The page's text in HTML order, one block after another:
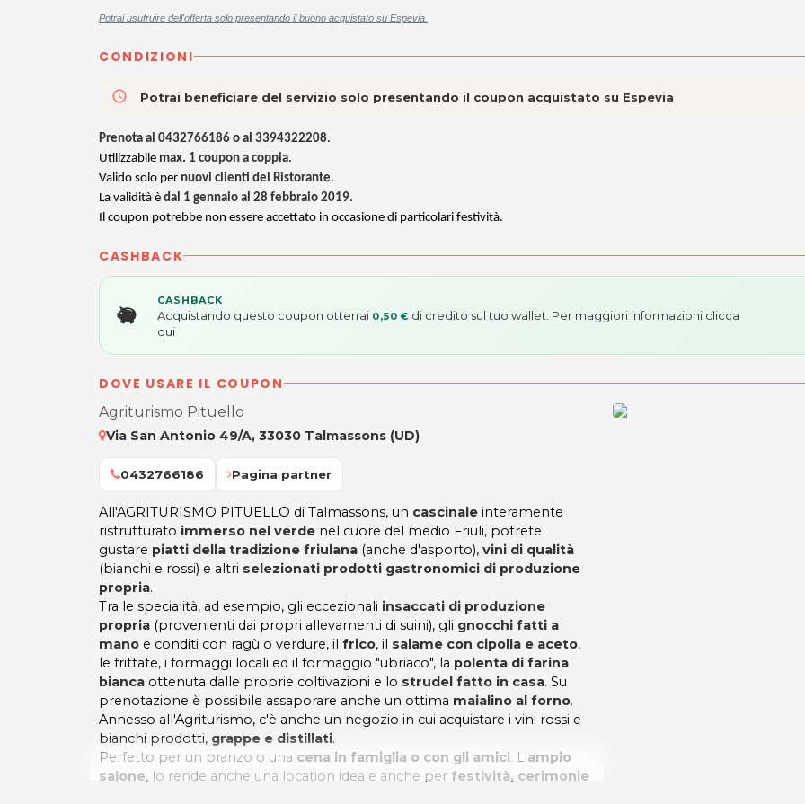
Potrai usufruire dell'offerta solo presentando il buono acquistato su Espevia.
CONDIZIONI
access_time Potrai beneficiare del servizio solo presentando il coupon acquistato su Espevia
Prenota al 0432766186 o al 3394322208.
Utilizzabile max. 1 coupon a coppia.
Valido solo per nuovi clienti del Ristorante.
La validità è dal 1 gennaio al 28 febbraio 2019.
Il coupon potrebbe non essere accettato in occasione di particolari festività.
CASHBACK
CASHBACK
Acquistando questo coupon otterrai 0,50 € di credito sul tuo wallet. Per maggiori informazioni clicca
qui
DOVE USARE IL COUPON
Agriturismo Pituello
Via San Antonio 49/A, 33030 Talmassons (UD)
0432766186 Pagina partner
All'AGRITURISMO PITUELLO di Talmassons, un cascinale interamente
ristrutturato immerso nel verde nel cuore del medio Friuli, potrete
gustare piatti della tradizione friulana (anche d'asporto), vini di qualità
(bianchi e rossi) e altri selezionati prodotti gastronomici di produzione
propria.
Tra le specialità, ad esempio, gli eccezionali insaccati di produzione
propria (provenienti dai propri allevamenti di suini), gli gnocchi fatti a
mano e conditi con ragù o verdure, il frico, il salame con cipolla e aceto,
le frittate, i formaggi locali ed il formaggio "ubriaco", la polenta di farina
bianca ottenuta dalle proprie coltivazioni e lo strudel fatto in casa. Su
prenotazione è possibile assaporare anche un ottima maialino al forno.
Annesso all'Agriturismo, c'è anche un negozio in cui acquistare i vini rossi e
bianchi prodotti, grappe e distillati.
Perfetto per un pranzo o una cena in famiglia o con gli amici. L'ampio
salone, lo rende anche una location ideale anche per festività, cerimonie